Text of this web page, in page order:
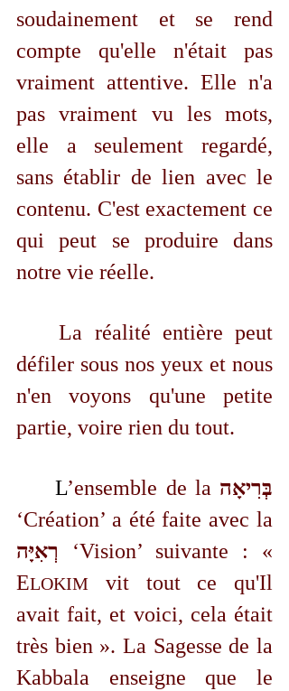
soudainement et se rend
compte qu'elle n'était pas
vraiment attentive. Elle n'a
pas vraiment vu les mots,
elle a seulement regardé,
sans établir de lien avec le
contenu. C'est exactement ce
qui peut se produire dans
notre vie réelle.
	La réalité entière peut
défiler sous nos yeux et nous
n'en voyons qu'une petite
partie, voire rien du tout.
	L
’ensemble de la
‘Vision’ suivante : «
ELOKIM vit tout ce qu'Il
avait fait, et voici, cela était
très bien ». La Sagesse de la
Kabbala enseigne que le